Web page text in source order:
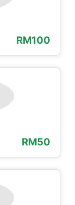
RM100
RM50